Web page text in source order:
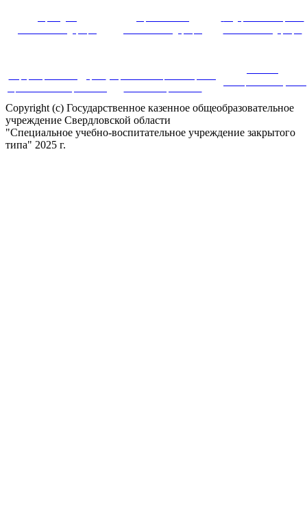
Copyright (c) Государственное казенное общеобразовательное
учреждение Свердловской области
"Специальное учебно-воспитательное учреждение закрытого
типа" 2025 г.